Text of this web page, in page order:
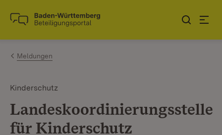
Zum Inhalt springen
Link zur Startseite
Meldungen
Kinderschutz
Landeskoordinierungsstelle
für Kinderschutz